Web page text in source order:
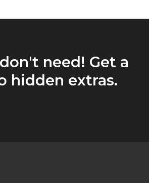
need! Get a
hidden extras.